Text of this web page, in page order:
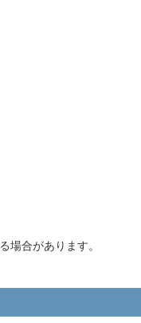
場合があります。